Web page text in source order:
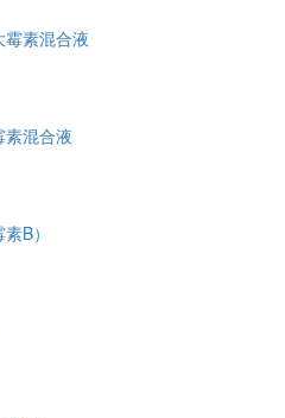
素混合液
混合液
B）